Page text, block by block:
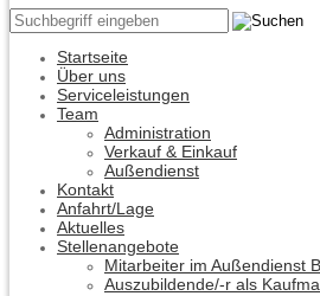
Startseite
Über uns
Serviceleistungen
Team
Administration
Verkauf & Einkauf
Außendienst
Kontakt
Anfahrt/Lage
Aktuelles
Stellenangebote
Mitarbeiter im Außendienst
Auszubildende/-r als